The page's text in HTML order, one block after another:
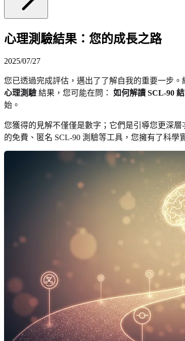
心理測驗結果：您的成長之路
2025/07/27
您已透過完成評估，邁出了了解自我的重要一步
心理測驗 結果，您可能在問： 如何解讀 SCL-90
始。
您獲得的見解不僅僅是數字；它們是引導您更深層
的免費、匿名 SCL-90 測驗等工具，您擁有了科